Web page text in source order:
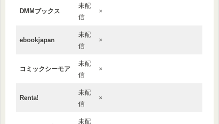
DMMブックス
未配
信
×
ebookjapan
未配
信
×
コミックシーモア
未配
信
×
Renta!
未配
信
×
未配